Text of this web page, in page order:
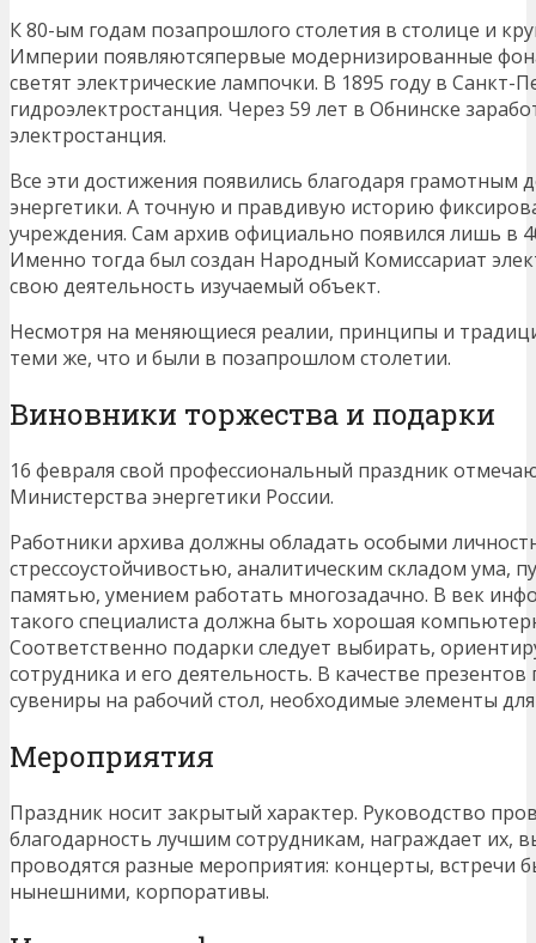
К 80-ым годам позапрошлого столетия в столице и
Империи появляютсяпервые модернизированные
светят электрические лампочки. В 1895 году в Санкт-
гидроэлектростанция. Через 59 лет в Обнинске
электростанция.
Все эти достижения появились благодаря грамотным
энергетики. А точную и правдивую историю
учреждения. Сам архив официально появился лишь в
Именно тогда был создан Народный Комиссариат
свою деятельность изучаемый объект.
Несмотря на меняющиеся реалии, принципы и
теми же, что и были в позапрошлом столетии.
Виновники торжества и подарки
16 февраля свой профессиональный праздник
Министерства энергетики России.
Работники архива должны обладать особыми
стрессоустойчивостью, аналитическим складом ума,
памятью, умением работать многозадачно. В век
такого специалиста должна быть хорошая
Соответственно подарки следует выбирать,
сотрудника и его деятельность. В качестве
сувениры на рабочий стол, необходимые элементы
Мероприятия
Праздник носит закрытый характер. Руководство
благодарность лучшим сотрудникам, награждает их,
проводятся разные мероприятия: концерты, встречи
нынешними, корпоративы.